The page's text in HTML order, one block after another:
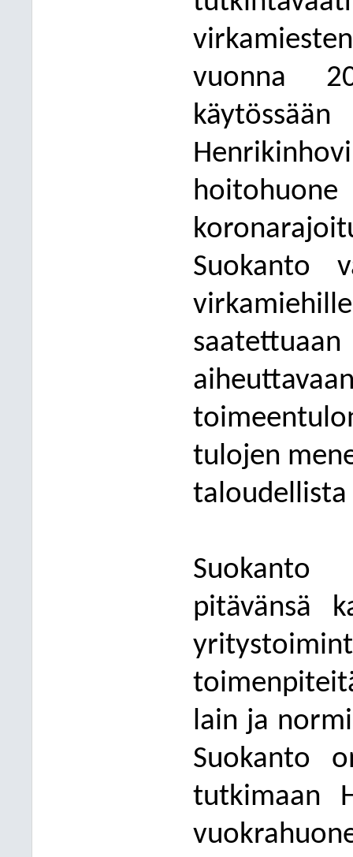
vuonna
käytössään
hoi
Suokanto
tulojen
Suokanto
pitävänsä
lain ja
Suokanto
tutkimaan